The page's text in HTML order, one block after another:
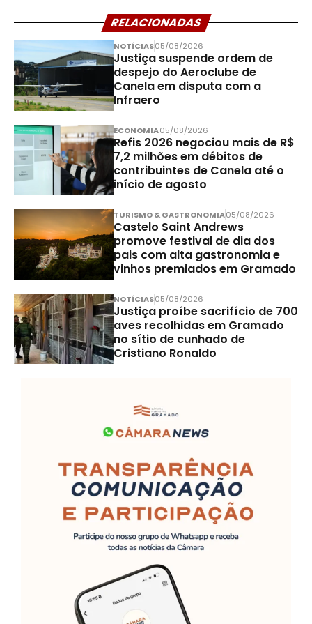
RELACIONADAS
NOTÍCIAS05/08/2026
Justiça suspende ordem de
despejo do Aeroclube de
Canela em disputa com a
Infraero
ECONOMIA05/08/2026
Refis 2026 negociou mais de R$
7,2 milhões em débitos de
contribuintes de Canela até o
início de agosto
TURISMO & GASTRONOMIA05/08/2026
Castelo Saint Andrews
promove festival de dia dos
pais com alta gastronomia e
vinhos premiados em Gramado
NOTÍCIAS05/08/2026
Justiça proíbe sacrifício de 700
aves recolhidas em Gramado
no sítio de cunhado de
Cristiano Ronaldo